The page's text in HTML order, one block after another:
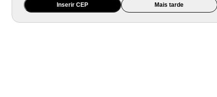
Inserir CEP Mais tarde